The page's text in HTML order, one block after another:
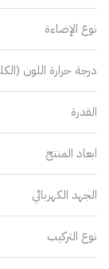
نوع الإضاءة
درجة حرارة اللون
القدرة
ابعاد المنتج
الجهد الكهربائي
نوع التركيب